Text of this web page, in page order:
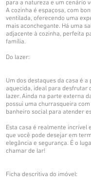
para a natureza e um cenário
A cozinha é espaçosa, com
ventilada, oferecendo uma
mais aconchegante. Há uma
adjacente à cozinha, perfeita
família.
Do lazer:
Um dos destaques da casa é a
aquecida, ideal para desfrutar
lazer. Ainda na parte externa
possui uma churrasqueira
banheiro social para atender
Esta casa é realmente incrível
que você pode desejar em
elegância e segurança. É o
chamar de lar!
Ficha descritiva do imóvel: